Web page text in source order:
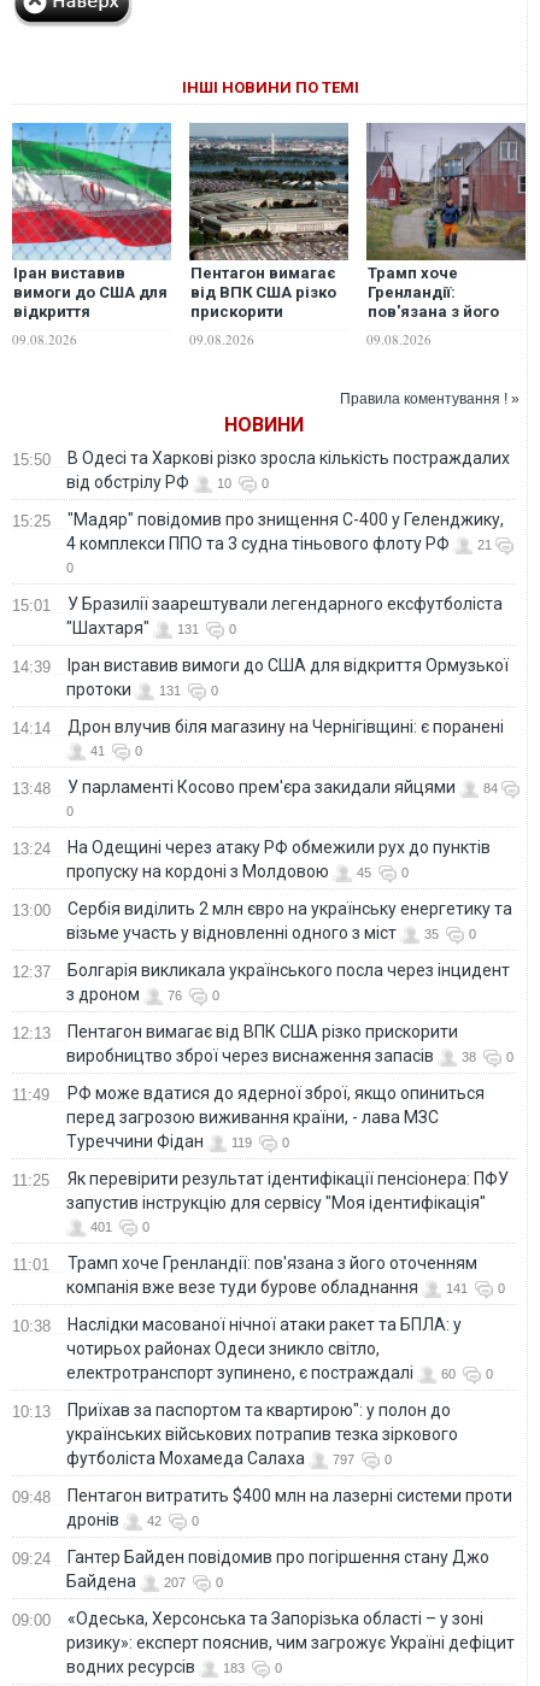
ІНШІ НОВИНИ ПО ТЕМІ
Іран виставив
вимоги до США для
відкриття
Ормузької протоки
09.08.2026
Пентагон вимагає
від ВПК США різко
прискорити
виробництво зброї
через виснаження
09.08.2026
Трамп хоче
Гренландії:
пов'язана з його
оточенням
компанія вже везе
09.08.2026
Правила коментування ! »
НОВИНИ
15:50
В Одесі та Харкові різко зросла кількість постраждалих
від обстрілу РФ
10 0
15:25
"Мадяр" повідомив про знищення С-400 у Геленджику,
4 комплекси ППО та 3 судна тіньового флоту РФ
21
0
15:01
У Бразилії заарештували легендарного ексфутболіста
"Шахтаря"
131 0
14:39
Іран виставив вимоги до США для відкриття Ормузької
протоки
131 0
14:14 Дрон влучив біля магазину на Чернігівщині: є поранені
41 0
13:48 У парламенті Косово прем'єра закидали яйцями
84
0
13:24
На Одещині через атаку РФ обмежили рух до пунктів
пропуску на кордоні з Молдовою
45 0
13:00
Сербія виділить 2 млн євро на українську енергетику та
візьме участь у відновленні одного з міст
35 0
12:37
Болгарія викликала українського посла через інцидент
з дроном
76 0
12:13
Пентагон вимагає від ВПК США різко прискорити
виробництво зброї через виснаження запасів
38 0
11:49
РФ може вдатися до ядерної зброї, якщо опиниться
перед загрозою виживання країни, - лава МЗС
Туреччини Фідан
119 0
11:25
Як перевірити результат ідентифікації пенсіонера: ПФУ
запустив інструкцію для сервісу "Моя ідентифікація"
401 0
11:01
Трамп хоче Гренландії: пов'язана з його оточенням
компанія вже везе туди бурове обладнання
141 0
10:38
Наслідки масованої нічної атаки ракет та БПЛА: у
чотирьох районах Одеси зникло світло,
електротранспорт зупинено, є постраждалі
60 0
10:13
Приїхав за паспортом та квартирою": у полон до
українських військових потрапив тезка зіркового
футболіста Мохамеда Салаха
797 0
09:48
Пентагон витратить $400 млн на лазерні системи проти
дронів
42 0
09:24
Гантер Байден повідомив про погіршення стану Джо
Байдена
207 0
09:00
«Одеська, Херсонська та Запорізька області – у зоні
ризику»: експерт пояснив, чим загрожує Україні дефіцит
водних ресурсів
183 0